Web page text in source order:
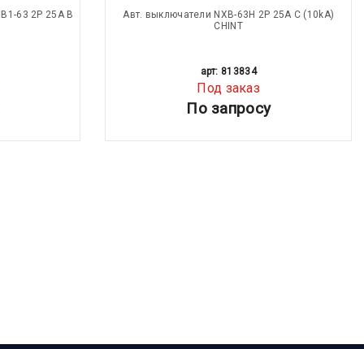
63 2P 25A B
Авт. выключатели NXB-63H 2P 25A С (10kA)
CHINT
арт: 813834
Под заказ
По запросу